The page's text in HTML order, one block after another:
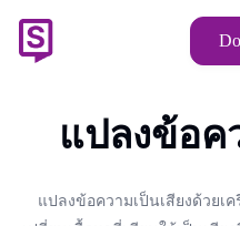
แปลงข้อค
แปลงข้อความเป็นเสียงด้วยเค